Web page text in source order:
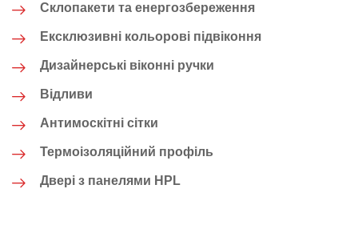
Склопакети та енергозбереження
Ексклюзивні кольорові підвіконня
Дизайнерські віконні ручки
Відливи
Антимоскітні сітки
Термоізоляційний профіль
Двері з панелями HPL